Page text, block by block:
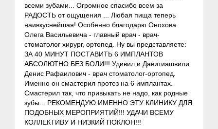
всеми зубами... Огромное спасибо всем за
РАДОСТЬ от ощущения ... Любая пища теперь
наивкуснейшая! Особенно благодарю Онохова
Олега Васильевича - главный врач - врач-
стоматолог хирург, ортопед. Ну вы представляете:
ЗА 40 МИНУТ ПОСТАВИТЬ 6 ИМПЛАНТОВ
АБСОЛЮТНО БЕЗ БОЛИ!!! Удивил и Давитиашвили
Денис Рафаилович - врач стоматолог-ортопед.
Именно он смастерил протез на 6 имплантах.
Смастерил так, что привыкать не надо, как родные
зубы... РЕКОМЕНДУЮ ИМЕННО ЭТУ КЛИНИКУ ДЛЯ
ПОДОБНЫХ МЕРОПРИЯТИЙ!!! УДАЧИ ВСЕМУ
КОЛЛЕКТИВУ И НИЗКИЙ ПОКЛОН!!!